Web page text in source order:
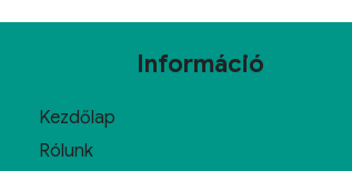
Információ
Kezdőlap
Rólunk